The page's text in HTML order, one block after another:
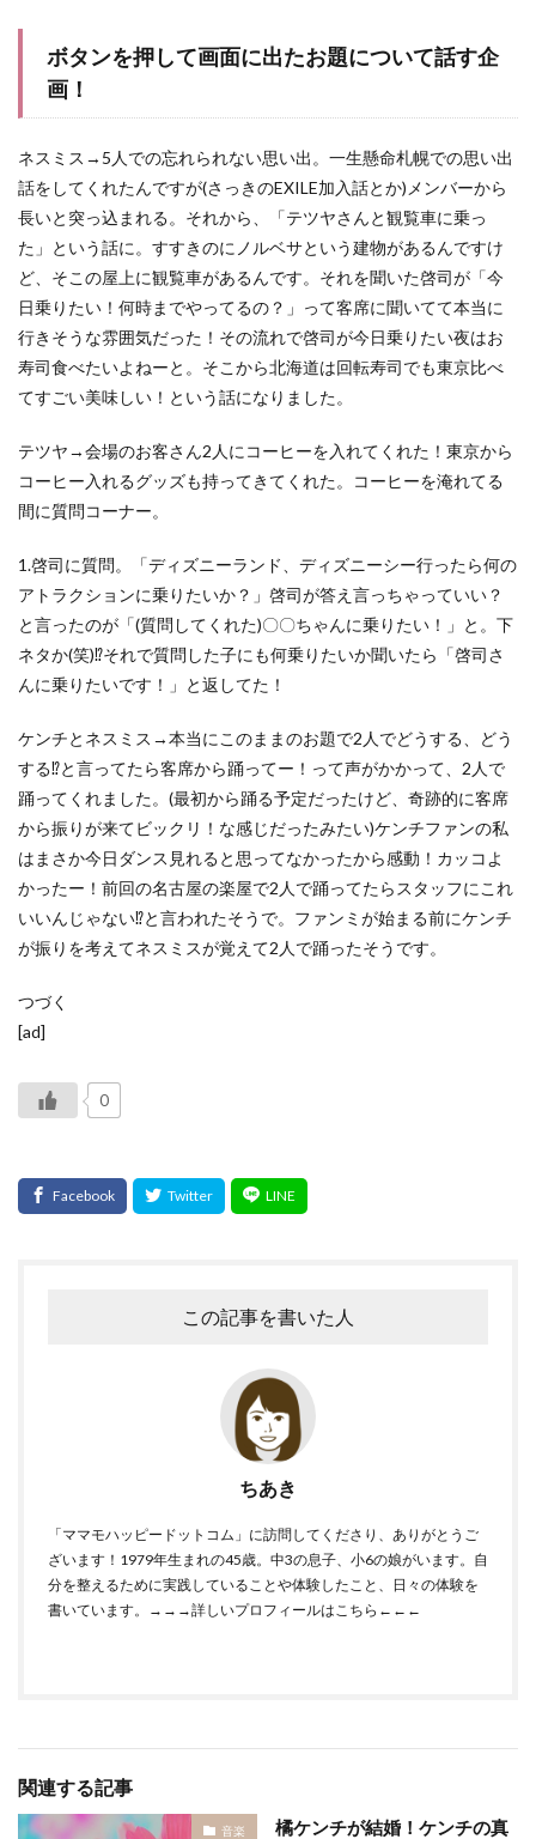
ボタンを押して画面に出たお題について話す企
画！
ネスミス→5人での忘れられない思い出。一生懸命札幌での思い出
話をしてくれたんですが(さっきのEXILE加入話とか)メンバーから
長いと突っ込まれる。それから、「テツヤさんと観覧車に乗っ
た」という話に。すすきのにノルベサという建物があるんですけ
ど、そこの屋上に観覧車があるんです。それを聞いた啓司が「今
日乗りたい！何時までやってるの？」って客席に聞いてて本当に
行きそうな雰囲気だった！その流れで啓司が今日乗りたい夜はお
寿司食べたいよねーと。そこから北海道は回転寿司でも東京比べ
てすごい美味しい！という話になりました。
テツヤ→会場のお客さん2人にコーヒーを入れてくれた！東京から
コーヒー入れるグッズも持ってきてくれた。コーヒーを淹れてる
間に質問コーナー。
1.啓司に質問。「ディズニーランド、ディズニーシー行ったら何の
アトラクションに乗りたいか？」啓司が答え言っちゃっていい？
と言ったのが「(質問してくれた)〇〇ちゃんに乗りたい！」と。下
ネタか(笑)⁉︎それで質問した子にも何乗りたいか聞いたら「啓司さ
んに乗りたいです！」と返してた！
ケンチとネスミス→本当にこのままのお題で2人でどうする、どう
する⁉︎と言ってたら客席から踊ってー！って声がかかって、2人で
踊ってくれました。(最初から踊る予定だったけど、奇跡的に客席
から振りが来てビックリ！な感じだったみたい)ケンチファンの私
はまさか今日ダンス見れると思ってなかったから感動！カッコよ
かったー！前回の名古屋の楽屋で2人で踊ってたらスタッフにこれ
いいんじゃない⁉︎と言われたそうで。ファンミが始まる前にケンチ
が振りを考えてネスミスが覚えて2人で踊ったそうです。
つづく
[ad]
0
この記事を書いた人
ちあき
「ママモハッピードットコム」に訪問してくださり、ありがとうご
ざいます！1979年生まれの45歳。中3の息子、小6の娘がいます。自
分を整えるために実践していることや体験したこと、日々の体験を
書いています。
→→→詳しいプロフィールはこちら←←←
関連する記事
音楽
橘ケンチが結婚！ケンチの真